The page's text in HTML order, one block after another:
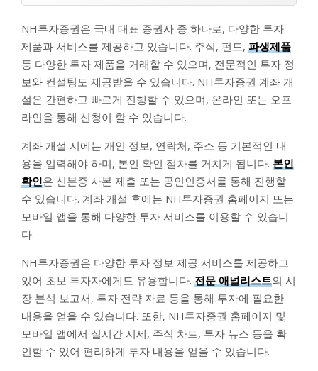
NH투자증권은 국내 대표 증권사 중 하나로, 다양한 투자
제품과 서비스를 제공하고 있습니다. 주식, 펀드, 파생제품
등 다양한 투자 제품을 거래할 수 있으며, 전문적인 투자 정
보와 컨설팅도 제공받을 수 있습니다. NH투자증권 계좌 개
설은 간편하고 빠르게 진행할 수 있으며, 온라인 또는 오프
라인을 통해 신청이 할 수 있습니다.
계좌 개설 시에는 개인 정보, 연락처, 주소 등 기본적인 내
용을 입력해야 하며, 본인 확인 절차를 거치게 됩니다. 본인
확인은 신분증 사본 제출 또는 공인인증서를 통해 진행할
수 있습니다. 계좌 개설 후에는 NH투자증권 홈페이지 또는
모바일 앱을 통해 다양한 투자 서비스를 이용할 수 있습니
다.
NH투자증권은 다양한 투자 정보 제공 서비스를 제공하고
있어 초보 투자자에게도 유용합니다. 전문 애널리스트의 시
장 분석 보고서, 투자 전략 자료 등을 통해 투자에 필요한
내용을 얻을 수 있습니다. 또한, NH투자증권 홈페이지 및
모바일 앱에서 실시간 시세, 주식 차트, 투자 뉴스 등을 확
인할 수 있어 편리하게 투자 내용을 얻을 수 있습니다.